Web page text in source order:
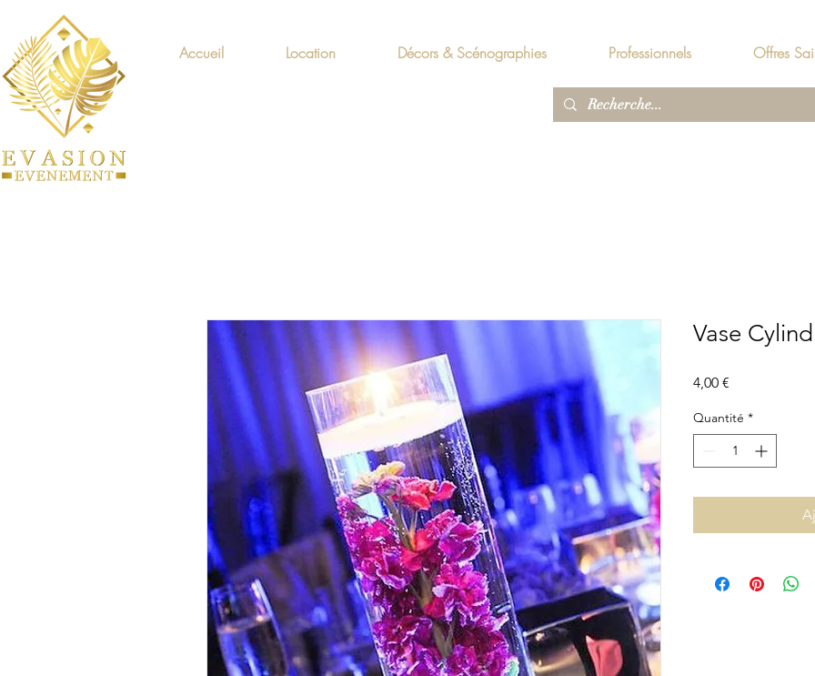
Accueil Location Décors & Scénographies Professionnels Offres
Vase
4,00 €
Quantité *